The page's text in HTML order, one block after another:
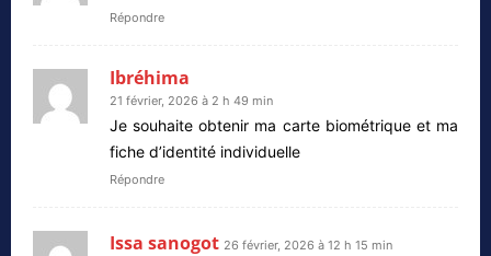
Répondre
Ibréhima
21 février, 2026 à 2 h 49 min
Je souhaite obtenir ma carte biométrique et ma
fiche d’identité individuelle
Répondre
Issa sanogot 26 février, 2026 à 12 h 15 min